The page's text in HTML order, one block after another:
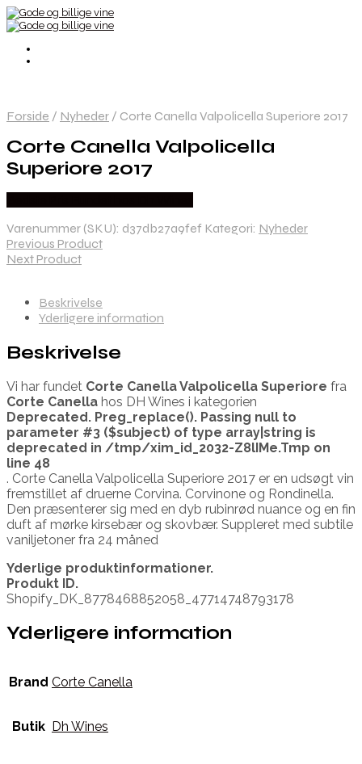
Forside / Nyheder / Corte Canella Valpolicella Superiore 2017
Corte Canella Valpolicella
Superiore 2017
Varenummer (SKU): d37db27a9fef Kategori: Nyheder
Previous Product
Next Product
Beskrivelse
Yderligere information
Beskrivelse
Vi har fundet Corte Canella Valpolicella Superiore fra
Corte Canella hos DH Wines i kategorien
Deprecated. Preg_replace(). Passing null to
parameter #3 ($subject) of type array|string is
deprecated in /tmp/xim_id_2032-Z8lIMe.Tmp on
line 48
. Corte Canella Valpolicella Superiore 2017 er en udsøgt vin
fremstillet af druerne Corvina. Corvinone og Rondinella.
Den præsenterer sig med en dyb rubinrød nuance og en fin
duft af mørke kirsebær og skovbær. Suppleret med subtile
vaniljetoner fra 24 måned
Yderlige produktinformationer.
Produkt ID.
Shopify_DK_8778468852058_47714748793178
Yderligere information
Brand Corte Canella
Butik Dh Wines